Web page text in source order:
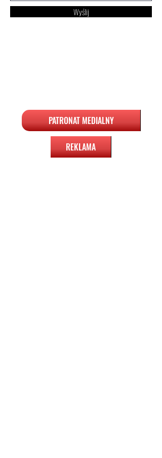
Wyślij
PATRONAT MEDIALNY
REKLAMA